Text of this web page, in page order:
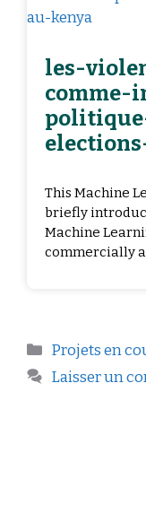
les-
comme-
This Machine
briefly
Machine
commercially
Projets en
Laisser un